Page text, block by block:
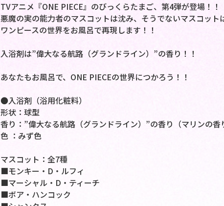
TVアニメ『ONE PIECE』のびっくらたまご、第4弾が登場！！
悪魔の実の能力者のマスコットは沈み、そうでないマスコット
ワンピースの世界をお風呂で再現します！！
入浴剤は”偉大なる航路（グランドライン）”の香り！！
あなたもお風呂で、ONE PIECEの世界につかろう！！
●入浴剤（浴用化粧料）
形状：球型
香り：”偉大なる航路（グランドライン）”の香り（マリンの香
色 ：みず色
マスコット：全7種
■モンキー・D・ルフィ
■マーシャル・D・ティーチ
■ボア・ハンコック